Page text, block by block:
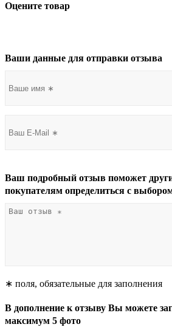
Оцените товар
Ваши данные для отправки отзыва
Ваш подробный отзыв поможет
покупателям определиться с
∗ поля, обязательные для заполнения
В дополнение к отзыву Вы можете
максимум 5 фото